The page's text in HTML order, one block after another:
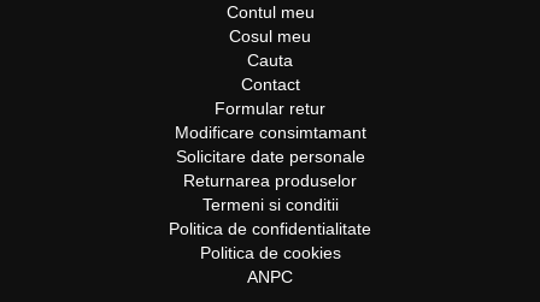
Contul meu
Cosul meu
Cauta
Contact
Formular retur
Modificare consimtamant
Solicitare date personale
Returnarea produselor
Termeni si conditii
Politica de confidentialitate
Politica de cookies
ANPC